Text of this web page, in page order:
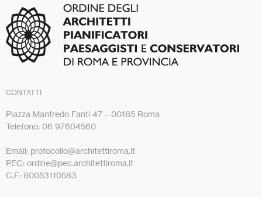
CONTATTI
Piazza Manfredo Fanti 47 – 00185 Roma
Telefono: 06 97604560
Email: protocollo@architettiroma.it
PEC: ordine@pec.architettiroma.it
C.F: 80053110583